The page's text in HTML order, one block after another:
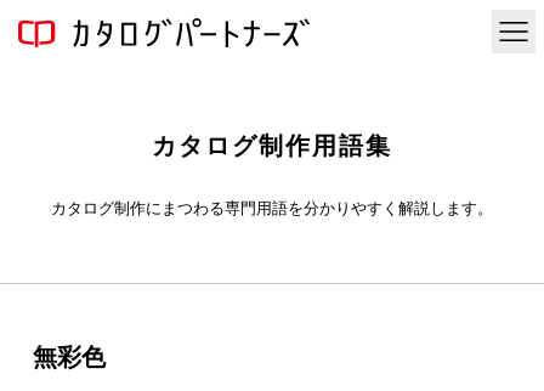
カタログ制作用語集
カタログ制作にまつわる専門用語を分かりやすく解説します。
無彩色